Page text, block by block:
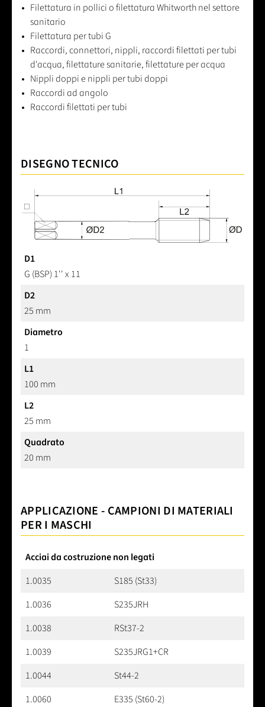
Filettatura in pollici o filettatura Whitworth nel settore
sanitario
Filettatura per tubi G
Raccordi, connettori, nippli, raccordi filettati per tubi
d'acqua, filettature sanitarie, filettature per acqua
Nippli doppi e nippli per tubi doppi
Raccordi ad angolo
Raccordi filettati per tubi
DISEGNO TECNICO
D1
G (BSP) 1'' x 11
D2
25 mm
Diametro
1
L1
100 mm
L2
25 mm
Quadrato
20 mm
APPLICAZIONE - CAMPIONI DI MATERIALI
PER I MASCHI
Acciai da costruzione non legati
1.0035
S185 (St33)
1.0036
S235JRH
1.0038
RSt37-2
1.0039
S235JRG1+CR
1.0044
St44-2
1.0060
E335 (St60-2)